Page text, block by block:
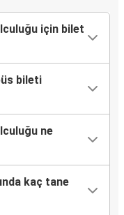
için bilet
bileti
ne
kaç tane